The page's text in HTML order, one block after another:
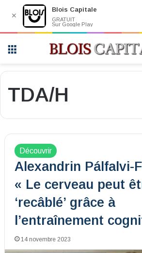
TDA/H
Découvrir
Alexandrin Pálfalvi-
« Le cerveau peut
‘recâblé’ grâce à
l’entraînement
14 novembre 2023
✕
Blois Capitale
GRATUIT
Sur Google Play